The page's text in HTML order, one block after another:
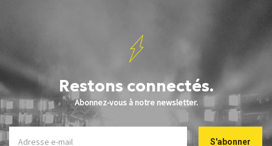
Restons connectés.
Abonnez-vous à notre newsletter.